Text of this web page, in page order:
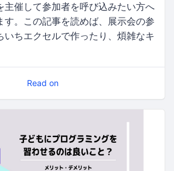
主催して参加者を呼び込みたい方へ
す。この記事を読めば、展示会の参
いちエクセルで作ったり、煩雑なキ
Read on